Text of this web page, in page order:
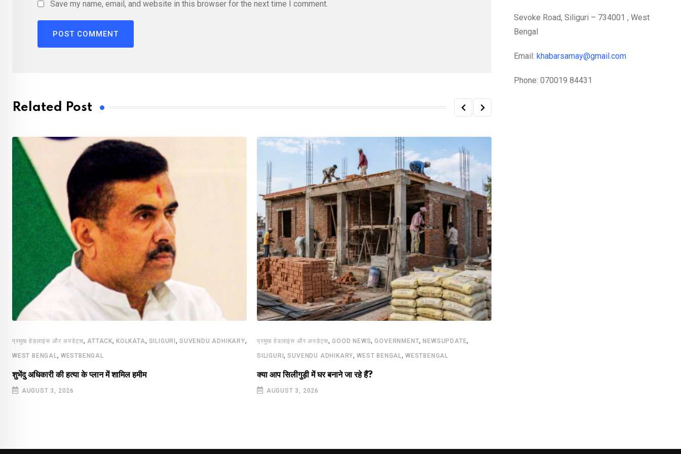
Save my name, email, and website in this browser for the next time I comment.
Related Post
प्रमुख हेडलाइंस और अपडेट्स, ATTACK,KOLKATA, SILIGURI,SUVENDU ADHIKARY,
WEST BENGAL , WESTBENGAL
शुभेंदु अधिकारी की हत्या के प्लान में शामिल हमीम
AUGUST 3, 2026
प्रमुख हेडलाइंस और अपडेट्स,GOOD NEWS,GOVERNMENT,NEWSUPDATE,
SILIGURI,SUVENDU ADHIKARY,WEST BENGAL,WESTBENGAL
क्या आप सिलीगुड़ी में घर बनाने जा रहे हैं?
AUGUST 3, 2026
Sevoke Road, Siliguri – 734001 , West
Bengal
Email: khabarsamay@gmail.com
Phone: 070019 84431